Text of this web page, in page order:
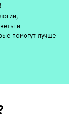
и
помогут лучше